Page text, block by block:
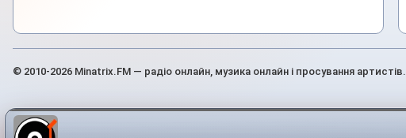
© 2010-2026 Minatrix.FM — радіо онлайн, музика онлайн і просування артистів.